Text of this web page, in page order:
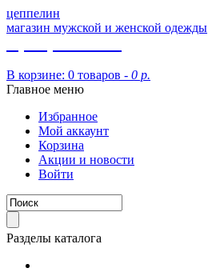
цеппелин
магазин мужской и женской одежды
В корзине: 0 товаров - 0 р.
Главное меню
Избранное
Мой аккаунт
Корзина
Акции и новости
Войти
Разделы каталога